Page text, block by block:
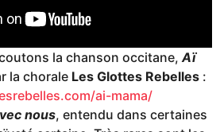
la chanson occitane,Aï
la chorale Les Glottes Rebelles :
ai-mama/
nous, entendu dans certaines